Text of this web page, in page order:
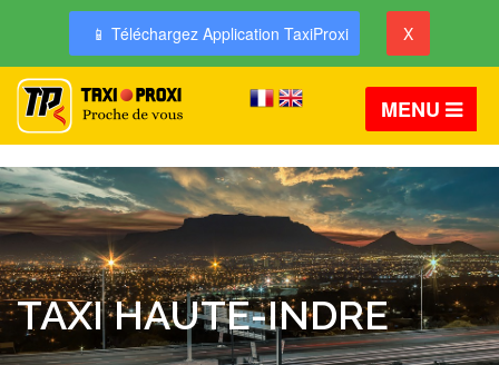
📱 Téléchargez Application TaxiProxi X
MENU
TAXI HAUTE-INDRE